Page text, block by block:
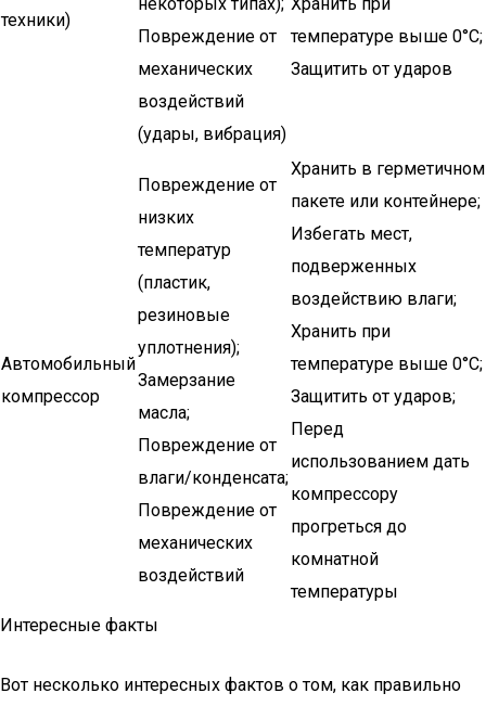
техники)
Повреждение от
механических
воздействий
(удары, вибрация)
температуре выше 0°C;
Защитить от ударов
Автомобильный
компрессор
Повреждение от
низких
температур
(пластик,
резиновые
уплотнения);
Замерзание
масла;
Повреждение от
влаги/конденсата;
Повреждение от
механических
воздействий
Хранить в герметичном
пакете или контейнере;
Избегать мест,
подверженных
воздействию влаги;
Хранить при
температуре выше 0°C;
Защитить от ударов;
Перед
использованием дать
компрессору
прогреться до
комнатной
температуры
Интересные факты
Вот несколько интересных фактов о том, как правильно